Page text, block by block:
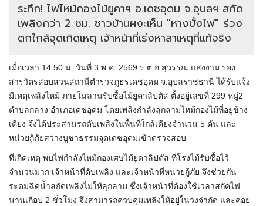
ระทึก! ไฟไหม้กองไม้ยูคาฯ อ.เดชอุดม จ.อุบลฯ สกัด
เพลิงกว่า 2 ชม. ชาวบ้านผงะเห็น "หางบั้งไฟ" ร่วง
ตกใกล้จุดเกิดเหตุ เจ้าหน้าที่เร่งหาสาเหตุที่แท้จริง
เมื่อเวลา 14.50 น. วันที่ 3 พ.ค. 2569 ร.ต.อ.สุวรรณ แสงงาม รอง
สารวัตรสอบสวนสถานีตำรวจภูธรเดชอุดม จ.อุบลราชธานี ได้รับแจ้ง
มีเหตุเพลิงไหม้ ภายในลานรับซื้อไม้ยูคาลิปตัส ตั้งอยู่เลขที่ 299 หมู่2
ตำบลกลาง อำเภอเดชอุดม โดยเพลิงกำลังลุกลามไหม้กองไม้ที่อยู่ข้าง
เคียง จึงได้ประสานรถดับเพลิงในพื้นที่ใกล้เคียงจำนวน 5 คัน และ
หน่วยกู้ภัยสว่างบูชาธรรมจุดเดชอุดมเข้าตรวจสอบ
ที่เกิดเหตุ พบไฟกำลังไหม้กองเศษไม้ยูคาลิปตัส ที่โรงไม้รับซื้อไว้
จำนวนมาก เจ้าหน้าที่ดับเพลิง และเจ้าหน้าที่หน่วยกู้ภัย จึงช่วยกัน
ระดมฉีดน้ำสกัดเพลิงไม่ให้ลุกลาม ซึ่งเจ้าหน้าที่ต้องใช้เวลาสกัดไฟ
นานเกือบ 2 ชั่วโมง จึงสามารถควบคุมเพลิงให้อยู่ในวงจำกัด และคอย